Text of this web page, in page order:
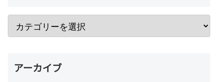
アーカイブ